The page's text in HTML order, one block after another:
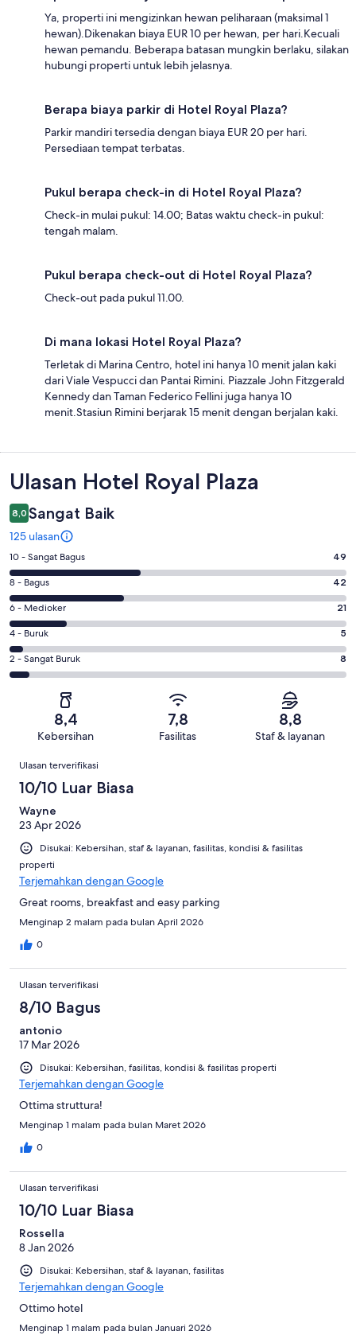
Ya, properti ini mengizinkan hewan peliharaan (maksimal 1
hewan).Dikenakan biaya EUR 10 per hewan, per hari.Kecuali
hewan pemandu. Beberapa batasan mungkin berlaku, silakan
hubungi properti untuk lebih jelasnya.
Berapa biaya parkir di Hotel Royal Plaza?
Parkir mandiri tersedia dengan biaya EUR 20 per hari.
Persediaan tempat terbatas.
Pukul berapa check-in di Hotel Royal Plaza?
Check-in mulai pukul: 14.00; Batas waktu check-in pukul:
tengah malam.
Pukul berapa check-out di Hotel Royal Plaza?
Check-out pada pukul 11.00.
Di mana lokasi Hotel Royal Plaza?
Terletak di Marina Centro, hotel ini hanya 10 menit jalan kaki
dari Viale Vespucci dan Pantai Rimini. Piazzale John Fitzgerald
Kennedy dan Taman Federico Fellini juga hanya 10
menit.Stasiun Rimini berjarak 15 menit dengan berjalan kaki.
Ulasan
Ulasan Hotel Royal Plaza
8,0 Sangat Baik
125 ulasan
Penilaian
10
-
Sangat
Bagus.
49
dari
125
10 - Sangat Bagus 49
Penilaian
8
-
Bagus.
42
dari
125
8 - Bagus 42
Penilaian
6
-
Medioker.
21
6 - Medioker 21
Penilaian
4
-
4 - Buruk 5
Penilaian
2
dari
ulasan
2 - Sangat Buruk 8
8,4
Kebersihan
7,8
Fasilitas
8,8
Staf & layanan
Ulasan
Ulasan terverifikasi
10/10 Luar Biasa
Wayne
23 Apr 2026
Disukai: Kebersihan, staf & layanan, fasilitas, kondisi & fasilitas
properti
Terjemahkan dengan Google
Great rooms, breakfast and easy parking
Menginap 2 malam pada bulan April 2026
0
Ulasan terverifikasi
8/10 Bagus
antonio
17 Mar 2026
Disukai: Kebersihan, fasilitas, kondisi & fasilitas properti
Terjemahkan dengan Google
Ottima struttura!
Menginap 1 malam pada bulan Maret 2026
0
Ulasan terverifikasi
10/10 Luar Biasa
Rossella
8 Jan 2026
Disukai: Kebersihan, staf & layanan, fasilitas
Terjemahkan dengan Google
Ottimo hotel
Menginap 1 malam pada bulan Januari 2026